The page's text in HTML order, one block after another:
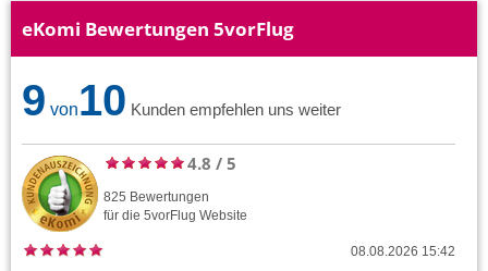
eKomi Bewertungen 5vorFlug
9 von10 Kunden empfehlen uns weiter
4.8 / 5
825 Bewertungen
für die 5vorFlug Website
08.08.2026 15:42